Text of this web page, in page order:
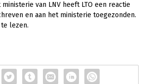
landbouw
van LNV heeft LTO een reactie
en aan het ministerie toegezonden.
te lezen.